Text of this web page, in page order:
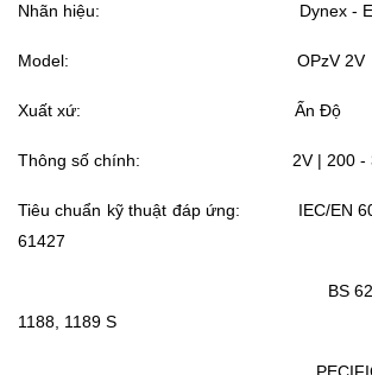
Nhãn hiệu: Dynex -
Model: OPzV 2V
Xuất xứ: Ấn Độ
Thông số chính: 2V | 200 -
Tiêu chuẩn kỹ thuật đáp ứng: IEC/EN
61427
BS 6290 PART
1188, 1189 S